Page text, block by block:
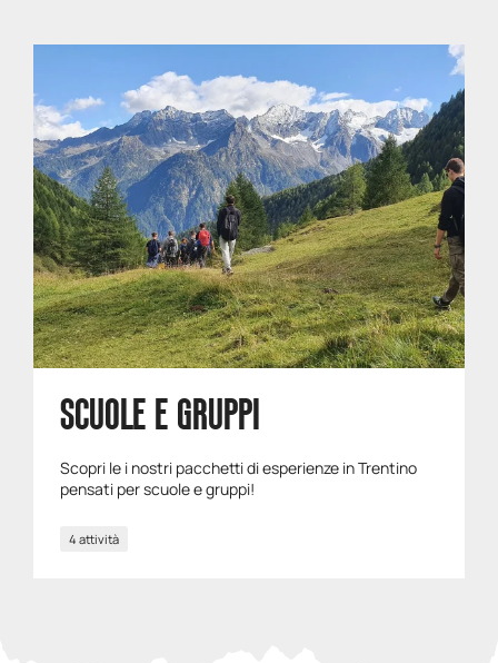
SCUOLE E GRUPPI
Scopri le i nostri pacchetti di esperienze in Trentino
pensati per scuole e gruppi!
4 attività